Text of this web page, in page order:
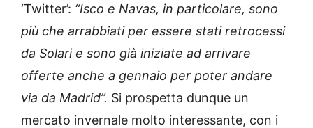
‘Twitter’: “Isco e Navas, in particolare, sono
più che arrabbiati per essere stati retrocessi
da Solari e sono già iniziate ad arrivare
offerte anche a gennaio per poter andare
via da Madrid”. Si prospetta dunque un
mercato invernale molto interessante, con i